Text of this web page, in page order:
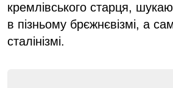
кремлівського старця,
в пізньому брєжнєвізмі, а
сталінізмі.